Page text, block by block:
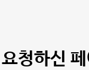
요청하신